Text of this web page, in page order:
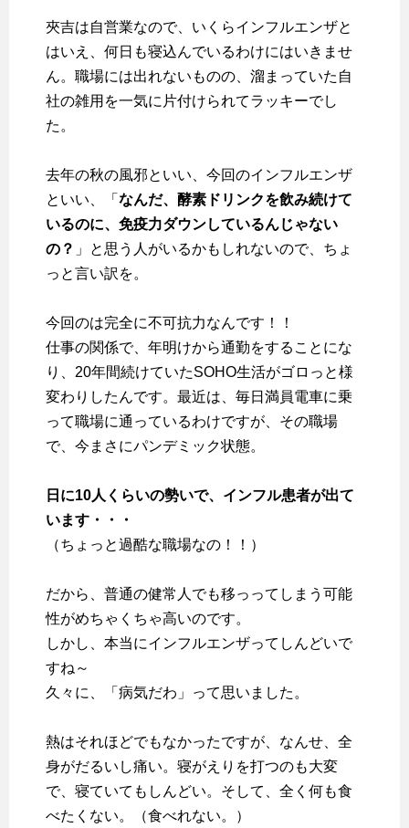
夾吉は自営業なので、いくらインフルエンザと
はいえ、何日も寝込んでいるわけにはいきませ
ん。職場には出れないものの、溜まっていた自
社の雑用を一気に片付けられてラッキーでし
た。
去年の秋の風邪といい、今回のインフルエンザ
といい、「 なんだ、酵素ドリンクを飲み続けて
いるのに、免疫力ダウンしているんじゃない
の？ 」と思う人がいるかもしれないので、ちょ
っと言い訳を。
今回のは完全に不可抗力なんです！！
仕事の関係で、年明けから通勤をすることにな
り、20年間続けていたSOHO生活がゴロっと様
変わりしたんです。最近は、毎日満員電車に乗
って職場に通っているわけですが、その職場
で、今まさにパンデミック状態。
日に10人くらいの勢いで、インフル患者が出て
います・・・
（ちょっと過酷な職場なの！！）
だから、普通の健常人でも移っってしまう可能
性がめちゃくちゃ高いのです。
しかし、本当にインフルエンザってしんどいで
すね～
久々に、「病気だわ」って思いました。
熱はそれほどでもなかったですが、なんせ、全
身がだるいし痛い。寝がえりを打つのも大変
で、寝ていてもしんどい。そして、全く何も食
べたくない。（食べれない。）